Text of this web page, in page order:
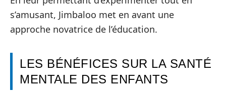
s’amusant, Jimbaloo met en avant une
approche novatrice de l’éducation.
LES BÉNÉFICES SUR LA SANTÉ
MENTALE DES ENFANTS